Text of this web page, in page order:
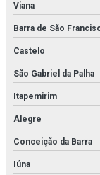
Filtros hda parker
Gaxeta de
Gerador de n2
Gerador de
Gerador de
Geradores de
Viana
Barra de São
Castelo
São Gabriel da Palha
Itapemirim
Alegre
Conceição da Barra
Iúna